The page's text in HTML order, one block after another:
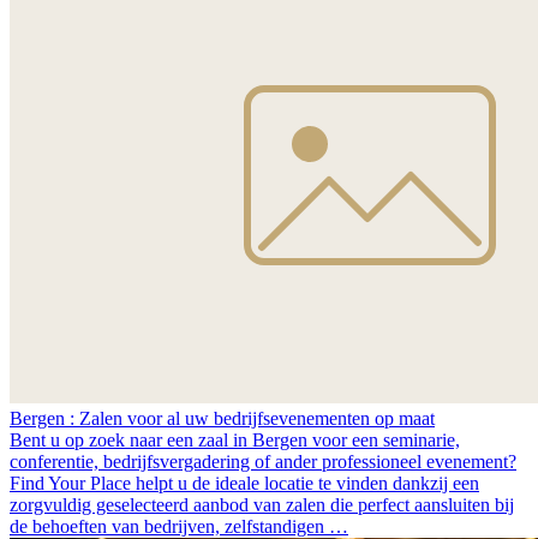
Bergen : Zalen voor al uw bedrijfsevenementen op maat
Bent u op zoek naar een zaal in Bergen voor een seminarie,
conferentie, bedrijfsvergadering of ander professioneel evenement?
Find Your Place helpt u de ideale locatie te vinden dankzij een
zorgvuldig geselecteerd aanbod van zalen die perfect aansluiten bij
de behoeften van bedrijven, zelfstandigen …